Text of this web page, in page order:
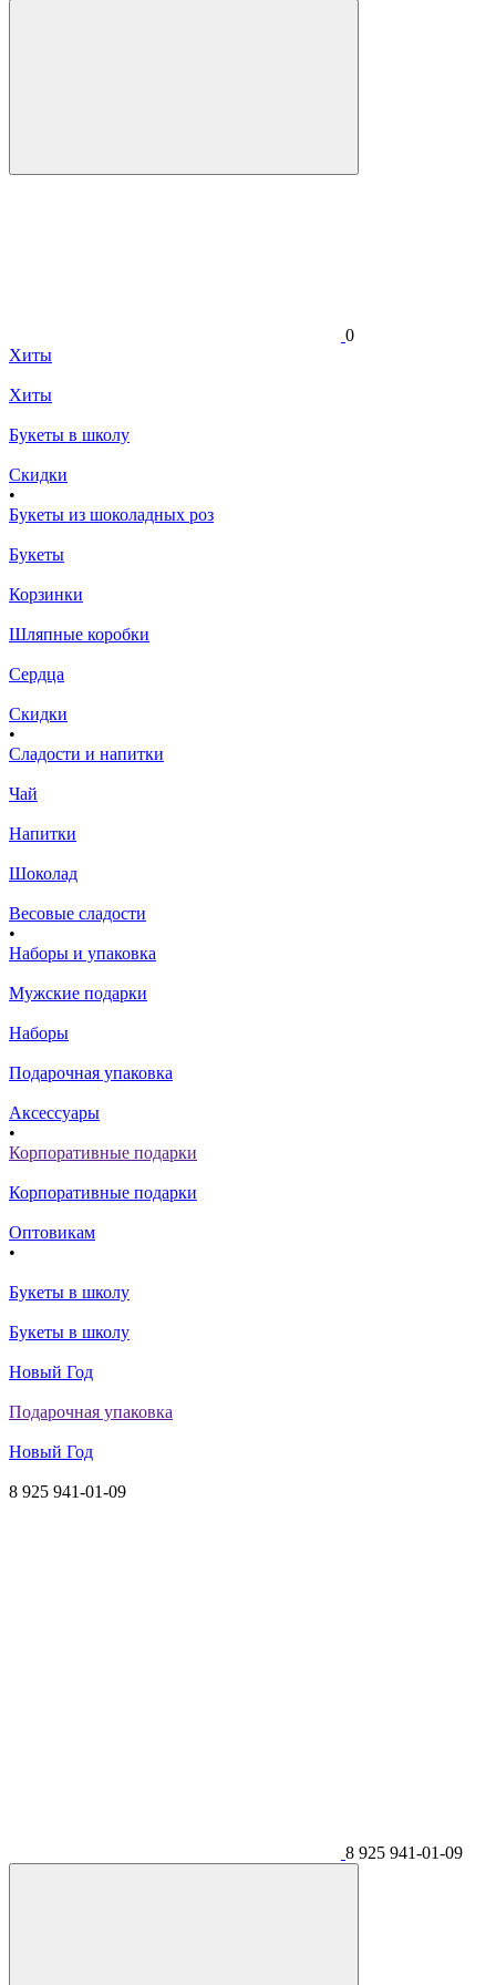
0
Хиты
Хиты
Букеты в школу
Скидки
•
Букеты из шоколадных роз
Букеты
Корзинки
Шляпные коробки
Сердца
Скидки
•
Сладости и напитки
Чай
Напитки
Шоколад
Весовые сладости
•
Наборы и упаковка
Мужские подарки
Наборы
Подарочная упаковка
Аксессуары
•
Корпоративные подарки
Корпоративные подарки
Оптовикам
•
Букеты в школу
Букеты в школу
Новый Год
Подарочная упаковка
Новый Год
8 925 941-01-09
8 925 941-01-09